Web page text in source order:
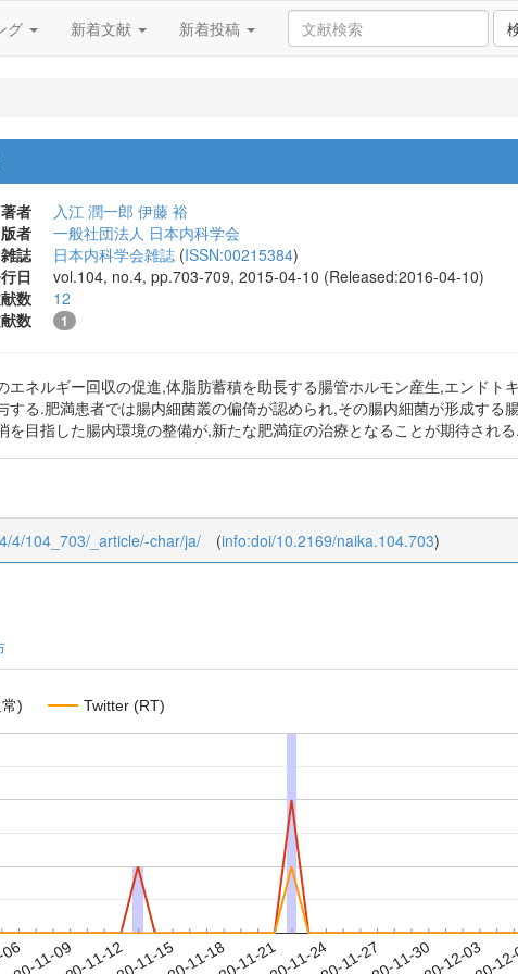
グ 新着文献 新着投稿
著者 入江 潤一郎 伊藤 裕
者
一般社団法人 日本内科学会
雑誌
日本内科学会雑誌 (ISSN:00215384)
日
vol.104, no.4, pp.703-709, 2015-04-10 (Released:2016-04-10)
数
12
数
1
エネルギー回収の促進,体脂肪蓄積を助長する腸管ホルモン産生,エンドト
する.肥満患者では腸内細菌叢の偏倚が認められ,その腸内細菌が形成する
を目指した腸内環境の整備が,新たな肥満症の治療となることが期待される.
4/104_703/_article/-char/ja/ (info:doi/10.2169/naika.104.703)
) Twitter (RT)